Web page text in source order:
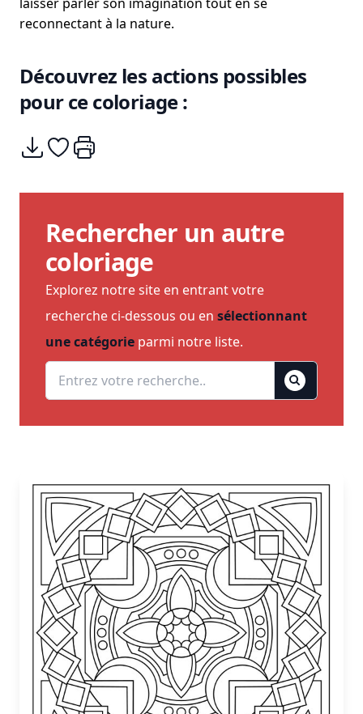
reconnectant à la nature.
Découvrez les actions possibles
pour ce coloriage :
Télécharger
Ajouter à mes coups de coeurs
Imprimer
Rechercher un autre
coloriage
Explorez notre site en entrant votre
recherche ci-dessous ou en sélectionnant
une catégorie parmi notre liste.